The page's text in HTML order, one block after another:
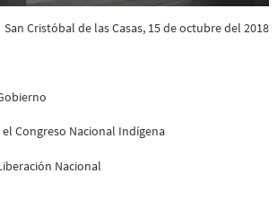
San Cristóbal de las Casas, 15 de octubre del 2018
Congreso Nacional Indígena
Nacional